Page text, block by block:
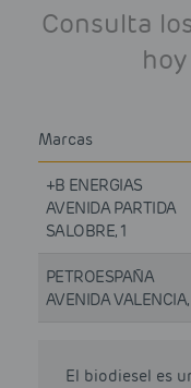
Consulta
Marcas
+B ENERGIAS
AVENIDA PARTIDA
SALOBRE, 1
PETROESPAÑA
AVENIDA
El biodiesel es